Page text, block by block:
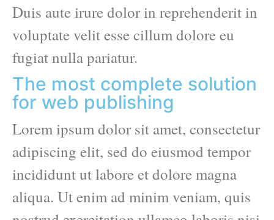
Duis aute irure dolor in reprehenderit in
voluptate velit esse cillum dolore eu
fugiat nulla pariatur.
The most complete solution
for web publishing
Lorem ipsum dolor sit amet, consectetur
adipiscing elit, sed do eiusmod tempor
incididunt ut labore et dolore magna
aliqua. Ut enim ad minim veniam, quis